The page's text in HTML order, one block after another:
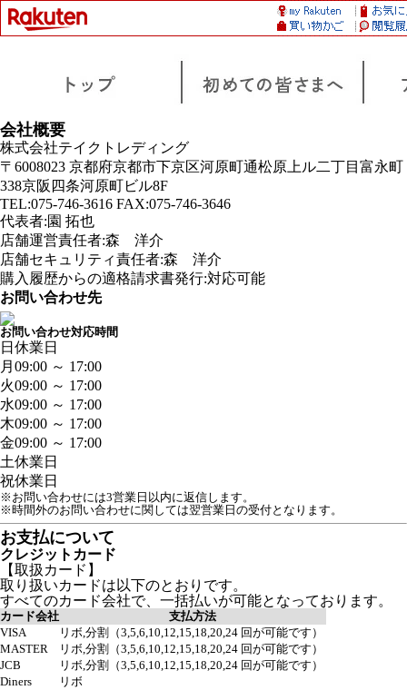
会社概要
株式会社テイクトレディング
〒6008023 京都府京都市下京区河原町通松原上ル二丁目富永町
338京阪四条河原町ビル8F
TEL:075-746-3616 FAX:075-746-3646
代表者:園 拓也
店舗運営責任者:森 洋介
店舗セキュリティ責任者:森 洋介
購入履歴からの適格請求書発行:対応可能
お問い合わせ先
お問い合わせ対応時間
日 休業日
月 09:00 ～ 17:00
火09:00 ～ 17:00
水09:00 ～ 17:00
木09:00 ～ 17:00
金09:00 ～ 17:00
土休業日
祝休業日
※お問い合わせには3営業日以内に返信します。
※時間外のお問い合わせに関しては翌営業日の受付となります。
お支払について
クレジットカード
【取扱カード】
取り扱いカードは以下のとおりです。
すべてのカード会社で、一括払いが可能となっております。
カード会社
支払方法
VISA
リボ,分割（3,5,6,10,12,15,18,20,24 回が可能です）
MASTER
リボ,分割（3,5,6,10,12,15,18,20,24 回が可能です）
JCB
リボ,分割（3,5,6,10,12,15,18,20,24 回が可能です）
Diners
リボ